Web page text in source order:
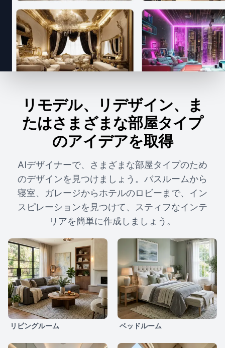
リモデル、リデザイン、ま
たはさまざまな部屋タイプ
のアイデアを取得
AIデザイナーで、さまざまな部屋タイプのため
のデザインを見つけましょう。バスルームから
寝室、ガレージからホテルのロビーまで、イン
スピレーションを見つけて、スティフなインテ
リアを簡単に作成しましょう。
リビングルーム ベッドルーム